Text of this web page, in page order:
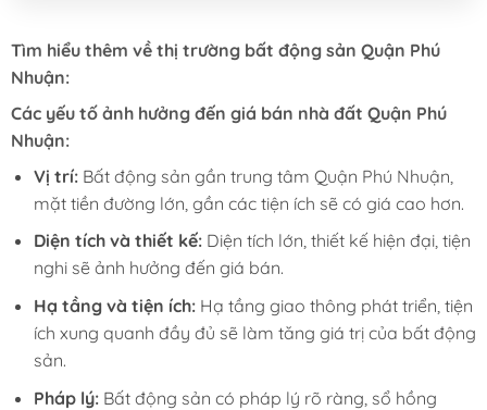
Tìm hiểu thêm về thị trường bất động sản Quận Phú
Nhuận:
Các yếu tố ảnh hưởng đến giá bán nhà đất Quận Phú
Nhuận:
Vị trí:Bất động sản gần trung tâm Quận Phú Nhuận,
mặt tiền đường lớn, gần các tiện ích sẽ có giá cao hơn.
Diện tích và thiết kế:Diện tích lớn, thiết kế hiện đại, tiện
nghi sẽ ảnh hưởng đến giá bán.
Hạ tầng và tiện ích:Hạ tầng giao thông phát triển, tiện
ích xung quanh đầy đủ sẽ làm tăng giá trị của bất động
sản.
Pháp lý:Bất động sản có pháp lý rõ ràng, sổ hồng